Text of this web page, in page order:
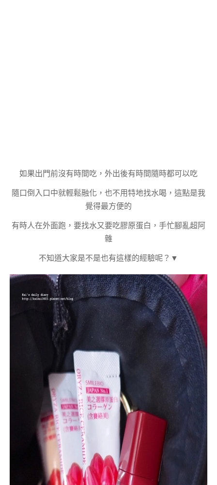
如果出門前沒有時間吃，外出後有時間隨時都可以吃
隨口倒入口中就輕鬆融化，也不用特地找水喝，這點是我
覺得最方便的
有時人在外面跑，要找水又要吃膠原蛋白，手忙腳亂超阿
雜
不知道大家是不是也有這樣的經驗呢？▼